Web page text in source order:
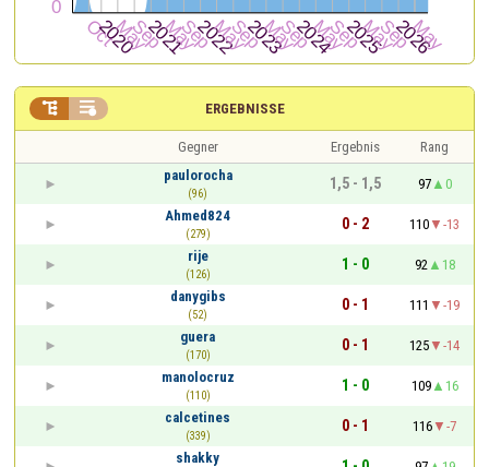
ERGEBNISSE
 
Gegner Ergebnis
Rang
paulorocha
(96)
1,5 - 1,5 97
0
Ahmed824
(279)
0 - 2 110
-13
rije
(126)
1 - 0 92
18
danygibs
(52)
0 - 1 111
-19
guera
(170)
0 - 1 125
-14
manolocruz
(110)
1 - 0 109
16
calcetines
(339)
0 - 1 116
-7
shakky